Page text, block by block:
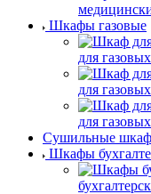
Шкафы газовые
для
для
для
Сушильные
Шкафы